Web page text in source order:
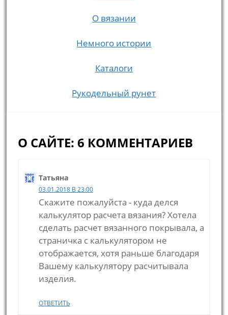
О вязании
Немного истории
Каталоги
Рукодельный рунет
О САЙТЕ: 6 КОММЕНТАРИЕВ
Татьяна
03.01.2018 В 23:00
Скажите пожалуйста - куда делся
калькулятор расчета вязания? Хотела
сделать расчет вязанного покрывала, а
страничка с калькулятором не
отображается, хотя раньше благодаря
Вашему калькулятору расчитывала
изделия.
ОТВЕТИТЬ